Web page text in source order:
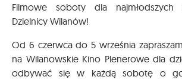
Filmowe soboty dla najmłodszych
Dzielnicy Wilanów!
Od 6 czerwca do 5 września
na Wilanowskie Kino Plenerowe dla
odbywać się w każdą sobotę o